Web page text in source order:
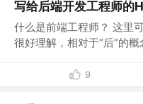
写给后端开发工程师的
什么是前端工程师？ 这里
很好理解，相对于“后”的概
9